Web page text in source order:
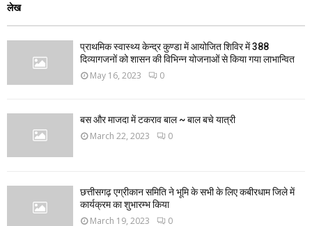
लेख
प्राथमिक स्वास्थ्य केन्द्र कुण्डा में आयोजित शिविर में 388
दिव्यागजनों को शासन की विभिन्न योजनाओं से किया गया लाभान्वित
May 16, 2023 0
बस और माजदा में टकराव बाल ~ बाल बचे यात्री
March 22, 2023 0
छत्तीसगढ़ एग्रीकान समिति ने भूमि के सभी के लिए कबीरधाम जिले में
कार्यक्रम का शुभारम्भ किया
March 19, 2023 0